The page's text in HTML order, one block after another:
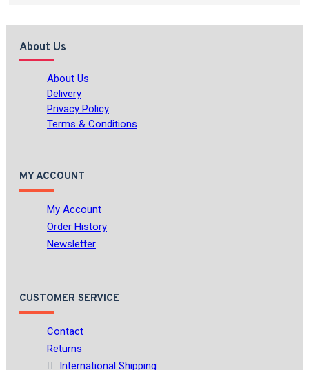
About Us
About Us
Delivery
Privacy Policy
Terms & Conditions
MY ACCOUNT
My Account
Order History
Newsletter
CUSTOMER SERVICE
Contact
Returns
International Shipping